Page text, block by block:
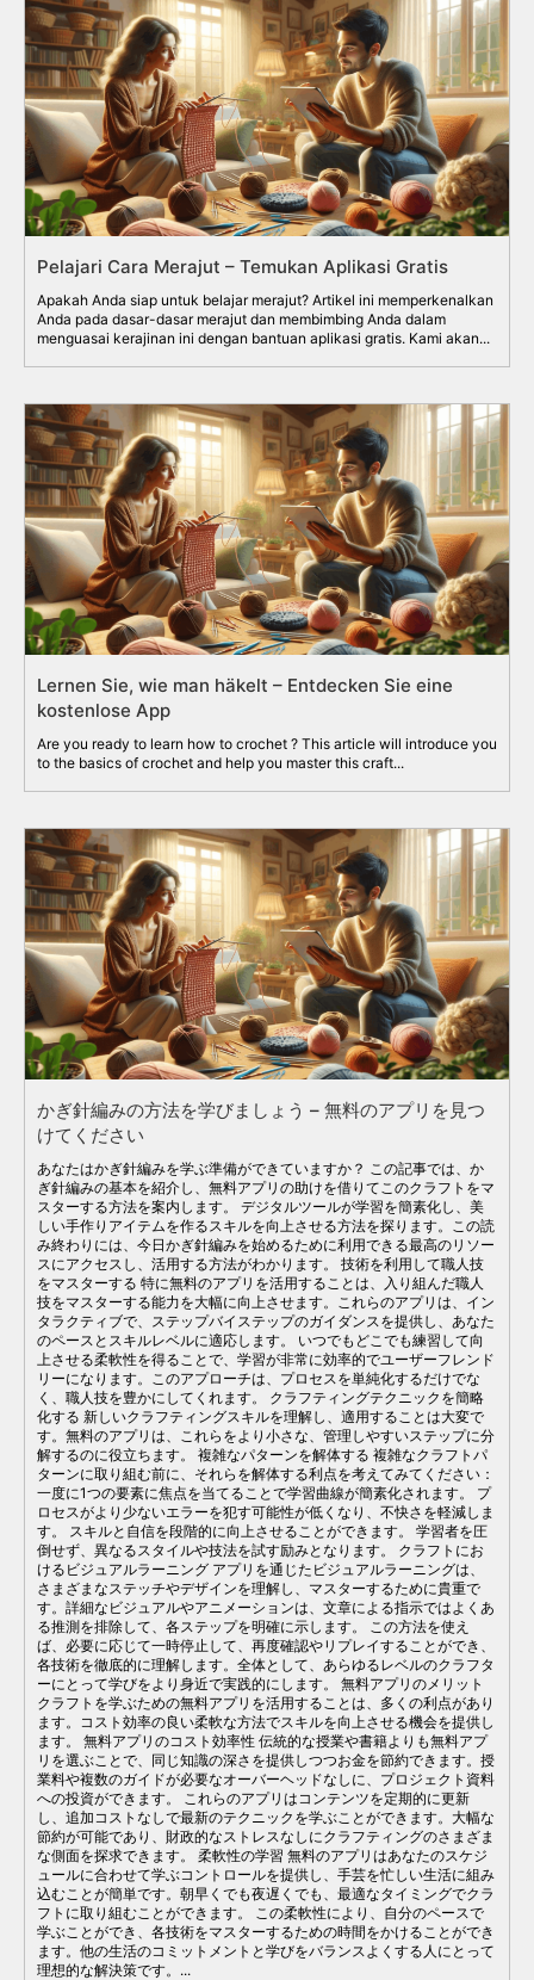
Pelajari Cara Merajut – Temukan Aplikasi Gratis
Apakah Anda siap untuk belajar merajut? Artikel ini memperkenalkan
Anda pada dasar-dasar merajut dan membimbing Anda dalam
menguasai kerajinan ini dengan bantuan aplikasi gratis. Kami akan...
Lernen Sie, wie man häkelt – Entdecken Sie eine
kostenlose App
Are you ready to learn how to crochet ? This article will introduce you
to the basics of crochet and help you master this craft...
かぎ針編みの方法を学びましょう – 無料のアプリを見つ
けてください
あなたはかぎ針編みを学ぶ準備ができていますか？ この記事では、か
ぎ針編みの基本を紹介し、無料アプリの助けを借りてこのクラフトをマ
スターする方法を案内します。 デジタルツールが学習を簡素化し、美
しい手作りアイテムを作るスキルを向上させる方法を探ります。この読
み終わりには、今日かぎ針編みを始めるために利用できる最高のリソー
スにアクセスし、活用する方法がわかります。 技術を利用して職人技
をマスターする 特に無料のアプリを活用することは、入り組んだ職人
技をマスターする能力を大幅に向上させます。これらのアプリは、イン
タラクティブで、ステップバイステップのガイダンスを提供し、あなた
のペースとスキルレベルに適応します。 いつでもどこでも練習して向
上させる柔軟性を得ることで、学習が非常に効率的でユーザーフレンド
リーになります。このアプローチは、プロセスを単純化するだけでな
く、職人技を豊かにしてくれます。 クラフティングテクニックを簡略
化する 新しいクラフティングスキルを理解し、適用することは大変で
す。無料のアプリは、これらをより小さな、管理しやすいステップに分
解するのに役立ちます。 複雑なパターンを解体する 複雑なクラフトパ
ターンに取り組む前に、それらを解体する利点を考えてみてください：
一度に1つの要素に焦点を当てることで学習曲線が簡素化されます。 プ
ロセスがより少ないエラーを犯す可能性が低くなり、不快さを軽減しま
す。 スキルと自信を段階的に向上させることができます。 学習者を圧
倒せず、異なるスタイルや技法を試す励みとなります。 クラフトにお
けるビジュアルラーニング アプリを通じたビジュアルラーニングは、
さまざまなステッチやデザインを理解し、マスターするために貴重で
す。詳細なビジュアルやアニメーションは、文章による指示ではよくあ
る推測を排除して、各ステップを明確に示します。 この方法を使え
ば、必要に応じて一時停止して、再度確認やリプレイすることができ、
各技術を徹底的に理解します。全体として、あらゆるレベルのクラフタ
ーにとって学びをより身近で実践的にします。 無料アプリのメリット
クラフトを学ぶための無料アプリを活用することは、多くの利点があり
ます。コスト効率の良い柔軟な方法でスキルを向上させる機会を提供し
ます。 無料アプリのコスト効率性 伝統的な授業や書籍よりも無料アプ
リを選ぶことで、同じ知識の深さを提供しつつお金を節約できます。授
業料や複数のガイドが必要なオーバーヘッドなしに、プロジェクト資料
への投資ができます。 これらのアプリはコンテンツを定期的に更新
し、追加コストなしで最新のテクニックを学ぶことができます。大幅な
節約が可能であり、財政的なストレスなしにクラフティングのさまざま
な側面を探求できます。 柔軟性の学習 無料のアプリはあなたのスケジ
ュールに合わせて学ぶコントロールを提供し、手芸を忙しい生活に組み
込むことが簡単です。朝早くでも夜遅くでも、最適なタイミングでクラ
フトに取り組むことができます。 この柔軟性により、自分のペースで
学ぶことができ、各技術をマスターするための時間をかけることができ
ます。他の生活のコミットメントと学びをバランスよくする人にとって
理想的な解決策です。...